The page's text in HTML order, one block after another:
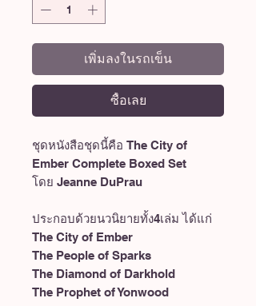
เพิ่มลงในรถเข็น
ซื้อเลย
ชุดหนังสือชุดนี้คือ The City of
Ember Complete Boxed Set
โดย Jeanne DuPrau
ประกอบด้วยนวนิยายทั้ง4เล่ม ได้แก่
The City of Ember
The People of Sparks
The Diamond of Darkhold
The Prophet of Yonwood